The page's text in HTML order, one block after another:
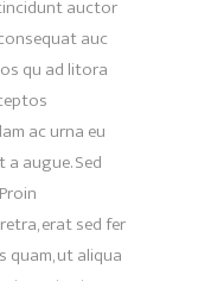
auctor
auc
qu ad litora
ac urna eu
augue. Sed
erat sed fer
quam, ut aliqua